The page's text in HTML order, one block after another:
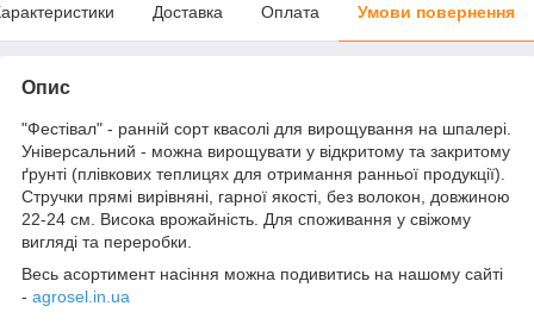
Доставка Оплата Умови повернення
Опис
"Фестівал" - ранній сорт квасолі для вирощування на шпалері.
Універсальний - можна вирощувати у відкритому та закритому
ґрунті (плівкових теплицях для отримання ранньої продукції).
Стручки прямі вирівняні, гарної якості, без волокон, довжиною
22-24 см. Висока врожайність. Для споживання у свіжому
вигляді та переробки.
Весь асортимент насіння можна подивитись на нашому сайті
- agrosel.in.ua